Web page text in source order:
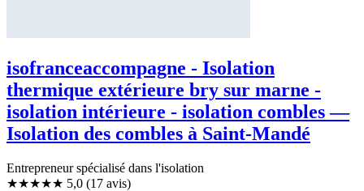
isofranceaccompagne - Isolation
thermique extérieure bry sur marne -
isolation intérieure - isolation combles —
Isolation des combles à Saint-Mandé
Entrepreneur spécialisé dans l'isolation
★★★★★ 5,0 (17 avis)